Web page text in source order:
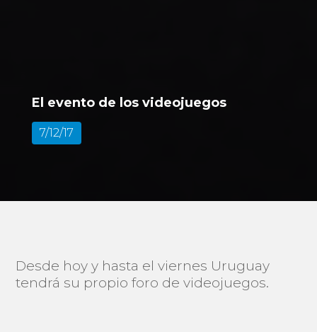
El evento de los videojuegos
7/12/17
Desde hoy y hasta el viernes Uruguay
tendrá su propio foro de videojuegos.